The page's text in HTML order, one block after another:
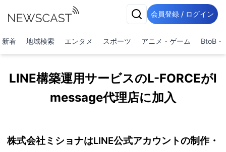
会員登録 / ログイン
新着 地域検索 エンタメ スポーツ アニメ・ゲーム BtoB・
LINE構築運用サービスのL-FORCEがl
message代理店に加入
株式会社ミショナはLINE公式アカウントの制作・